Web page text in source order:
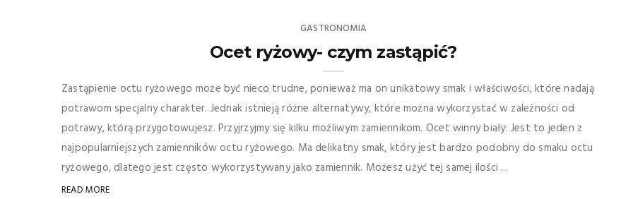
GASTRONOMIA
Ocet ryżowy- czym zastąpić?
Zastąpienie octu ryżowego może być nieco trudne, ponieważ ma on unikatowy smak i właściwości, które nadają
potrawom specjalny charakter. Jednak istnieją różne alternatywy, które można wykorzystać w zależności od
potrawy, którą przygotowujesz. Przyjrzyjmy się kilku możliwym zamiennikom. Ocet winny biały: Jest to jeden z
najpopularniejszych zamienników octu ryżowego. Ma delikatny smak, który jest bardzo podobny do smaku octu
ryżowego, dlatego jest często wykorzystywany jako zamiennik. Możesz użyć tej samej ilości ...
READ MORE